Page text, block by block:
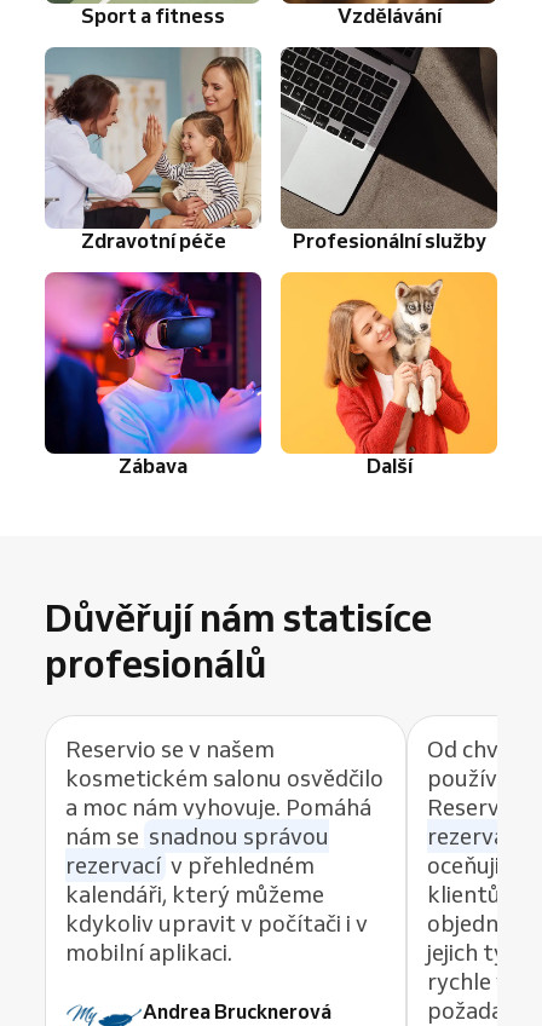
Sport a fitness Vzdělávání
Zdravotní péče Profesionální služby
Zábava Další
Důvěřují nám statisíce
profesionálů
Reservio se v našem
kosmetickém salonu osvědčilo
a moc nám vyhovuje. Pomáhá
nám se snadnou správou
rezervací v přehledném
kalendáři, který můžeme
kdykoliv upravit v počítači i v
mobilní aplikaci.
Andrea Brucknerová
Od chvíle,
používat
Reservio,
rezervací
oceňuji
klientům
jejich tým
rychle